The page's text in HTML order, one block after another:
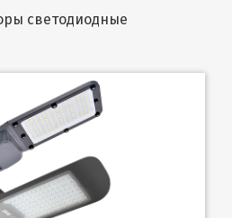
светодиодные